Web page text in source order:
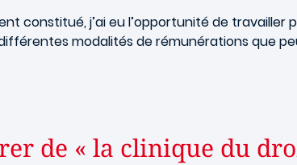
constitué, j’ai eu l’opportunité de
modalités de rémunérations que
de « la clinique du